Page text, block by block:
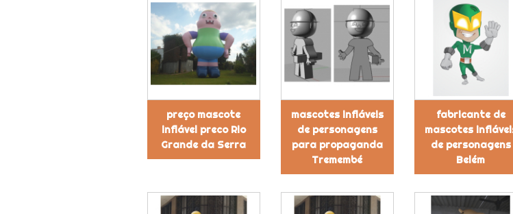
preço mascote
inflável preco Rio
Grande da Serra
mascotes infláveis
de personagens
para propaganda
Tremembé
fabricante de
mascotes
de personagens
Belém